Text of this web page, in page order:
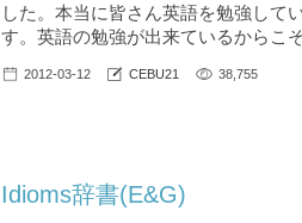
した。本当に皆さん英語を勉強して
す。英語の勉強が出来ているから
2012-03-12 CEBU21 38,755
Idioms辞書(E&G)